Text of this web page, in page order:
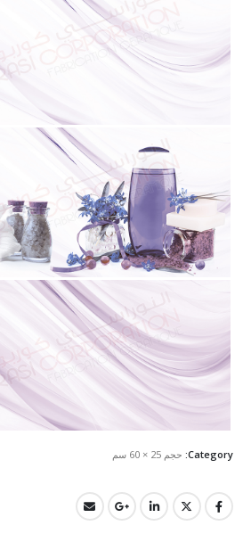
Category: حجم 25 × 60 سم